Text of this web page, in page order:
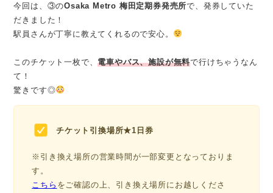
今回は、③のOsaka Metro 梅田定期券発売所で、発券していた
だきました！
駅員さんが丁寧に教えてくれるので安心。
このチケット一枚で、電車やバス、施設が無料で行けちゃうなん
て！
驚きです◎
チケット引換場所★1日券
※引き換え場所の営業時間が一部変更となっておりま
す。
こちら をご確認の上、引き換え場所にお越しくださ